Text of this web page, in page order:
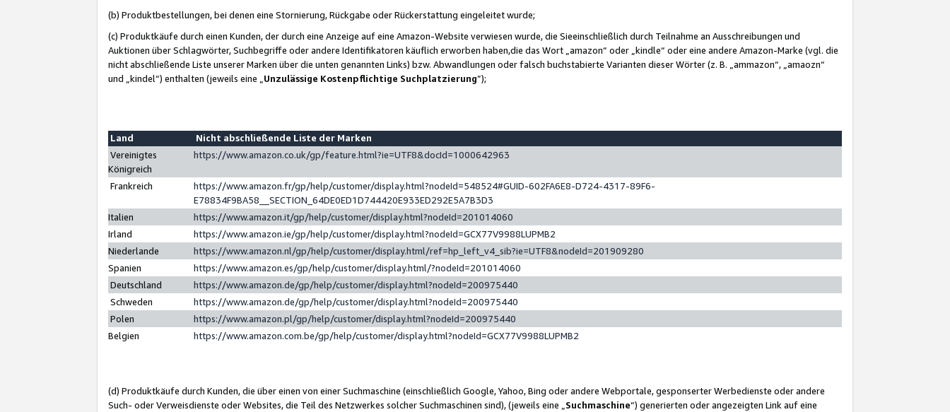
(b) Produktbestellungen, bei denen eine Stornierung, Rückgabe oder Rückerstattung eingeleitet wurde;
(c) Produktkäufe durch einen Kunden, der durch eine Anzeige auf eine Amazon-Website verwiesen wurde, die Sieeinschließlich durch Teilnahme an Ausschreibungen und
Auktionen über Schlagwörter, Suchbegriffe oder andere Identifikatoren käuflich erworben haben,die das Wort „amazon“ oder „kindle“ oder eine andere Amazon-Marke (vgl. die
nicht abschließende Liste unserer Marken über die unten genannten Links) bzw. Abwandlungen oder falsch buchstabierte Varianten dieser Wörter (z. B. „ammazon“, „amaozn“
und „kindel“) enthalten (jeweils eine „ Unzulässige Kostenpflichtige Suchplatzierung”);
Land
Nicht abschließende Liste der Marken
Vereinigtes
Königreich
https://www.amazon.co.uk/gp/feature.html?ie=UTF8&docId=1000642963
Frankreich
https://www.amazon.fr/gp/help/customer/display.html?nodeId=548524#GUID-602FA6E8-D724-4317-89F6-
E78834F9BA58__SECTION_64DE0ED1D744420E933ED292E5A7B3D3
Italien
https://www.amazon.it/gp/help/customer/display.html?nodeId=201014060
Irland
https://www.amazon.ie/gp/help/customer/display.html?nodeId=GCX77V9988LUPMB2
Niederlande
https://www.amazon.nl/gp/help/customer/display.html/ref=hp_left_v4_sib?ie=UTF8&nodeId=201909280
Spanien
https://www.amazon.es/gp/help/customer/display.html/?nodeId=201014060
Deutschland
https://www.amazon.de/gp/help/customer/display.html?nodeId=200975440
Schweden
https://www.amazon.de/gp/help/customer/display.html?nodeId=200975440
Polen
https://www.amazon.pl/gp/help/customer/display.html?nodeId=200975440
Belgien
https://www.amazon.com.be/gp/help/customer/display.html?nodeId=GCX77V9988LUPMB2
(d) Produktkäufe durch Kunden, die über einen von einer Suchmaschine (einschließlich Google, Yahoo, Bing oder andere Webportale, gesponserter Werbedienste oder andere
Such- oder Verweisdienste oder Websites, die Teil des Netzwerkes solcher Suchmaschinen sind), (jeweils eine „ Suchmaschine“) generierten oder angezeigten Link auf eine